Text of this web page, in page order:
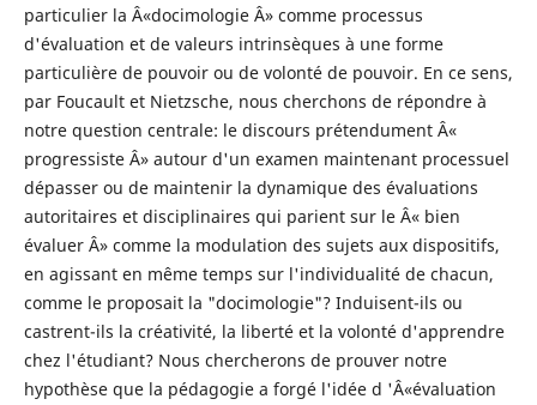
particulier la Â«docimologie Â» comme processus
d'évaluation et de valeurs intrinsèques à une forme
particulière de pouvoir ou de volonté de pouvoir. En ce sens,
par Foucault et Nietzsche, nous cherchons de répondre à
notre question centrale: le discours prétendument Â«
progressiste Â» autour d'un examen maintenant processuel
dépasser ou de maintenir la dynamique des évaluations
autoritaires et disciplinaires qui parient sur le Â« bien
évaluer Â» comme la modulation des sujets aux dispositifs,
en agissant en même temps sur l'individualité de chacun,
comme le proposait la "docimologie"? Induisent-ils ou
castrent-ils la créativité, la liberté et la volonté d'apprendre
chez l'étudiant? Nous chercherons de prouver notre
hypothèse que la pédagogie a forgé l'idée d 'Â«évaluation